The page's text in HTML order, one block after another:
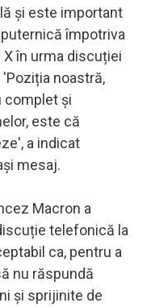
și este important
împotriva
în urma discuției
noastră,
complet și
este că
a indicat
mesaj.
Macron a
telefonică la
ca, pentru a
nu răspundă
și sprijinite de